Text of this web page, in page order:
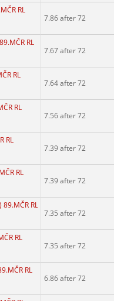
RL
7.86 after 72
RL
7.67 after 72
RL
7.64 after 72
RL
7.56 after 72
RL
7.39 after 72
RL
7.39 after 72
89.MČR RL
7.35 after 72
RL
7.35 after 72
RL
6.86 after 72